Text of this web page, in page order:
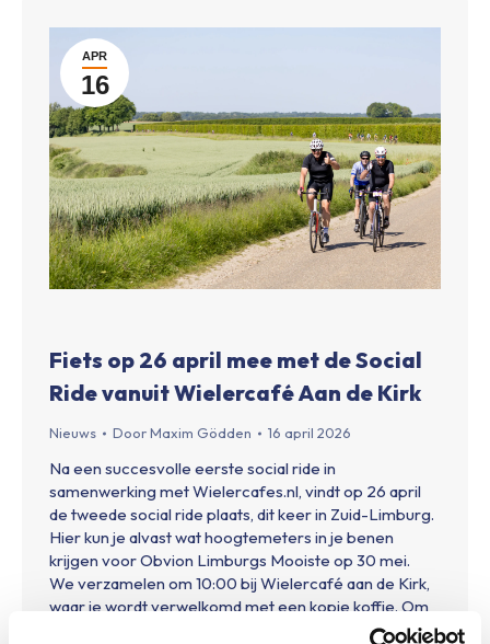
APR
16
Fiets op 26 april mee met de Social
Ride vanuit Wielercafé Aan de Kirk
Nieuws DoorMaxim Gödden 16 april 2026
Na een succesvolle eerste social ride in
samenwerking met Wielercafes.nl, vindt op 26 april
de tweede social ride plaats, dit keer in Zuid-Limburg.
Hier kun je alvast wat hoogtemeters in je benen
krijgen voor Obvion Limburgs Mooiste op 30 mei.
We verzamelen om 10:00 bij Wielercafé aan de Kirk,
waar je wordt verwelkomd met een kopje koffie. Om